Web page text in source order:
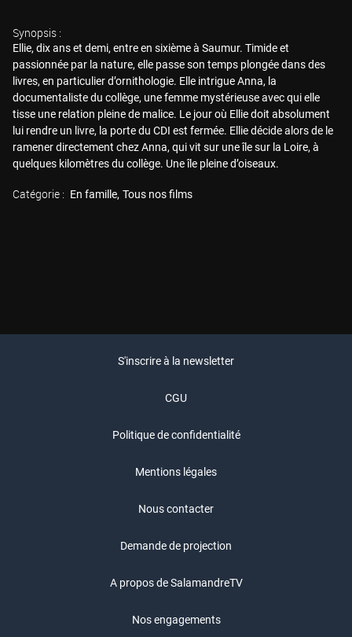
Synopsis :
Ellie, dix ans et demi, entre en sixième à Saumur. Timide et
passionnée par la nature, elle passe son temps plongée dans des
livres, en particulier d’ornithologie. Elle intrigue Anna, la
documentaliste du collège, une femme mystérieuse avec qui elle
tisse une relation pleine de malice. Le jour où Ellie doit absolument
lui rendre un livre, la porte du CDI est fermée. Ellie décide alors de le
ramener directement chez Anna, qui vit sur une île sur la Loire, à
quelques kilomètres du collège. Une île pleine d’oiseaux.
Catégorie : En famille Tous nos films
S'inscrire à la newsletter
CGU
Politique de confidentialité
Mentions légales
Nous contacter
Demande de projection
A propos de SalamandreTV
Nos engagements